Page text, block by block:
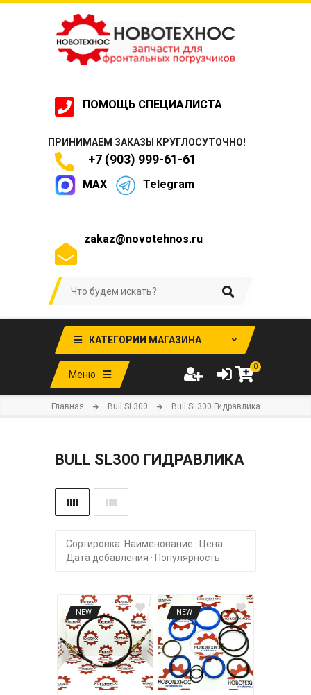
ПОМОЩЬ СПЕЦИАЛИСТА
ПРИНИМАЕМ ЗАКАЗЫ КРУГЛОСУТОЧНО!
+7 (903) 999-61-61
MAX Telegram
zakaz@novotehnos.ru
КАТЕГОРИИ МАГАЗИНА
Меню
0
Главная Bull SL300 Bull SL300 Гидравлика
BULL SL300 ГИДРАВЛИКА
Сортировка: Наименование · Цена ·
Дата добавления · Популярность
NEW NEW